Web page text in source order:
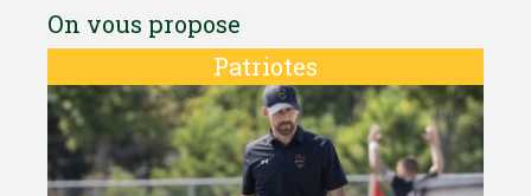
On vous propose
Patriotes